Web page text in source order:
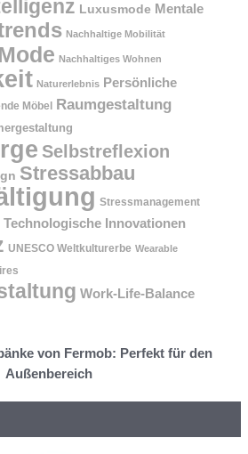
Luxusmode Mentale
Nachhaltige Mobilität
Nachhaltiges Wohnen
Naturerlebnis Persönliche
Möbel Raumgestaltung
Selbstreflexion
Stressabbau
Stressmanagement
Technologische Innovationen
UNESCO Weltkulturerbe Wearable
Work-Life-Balance
von Fermob: Perfekt für den
Außenbereich